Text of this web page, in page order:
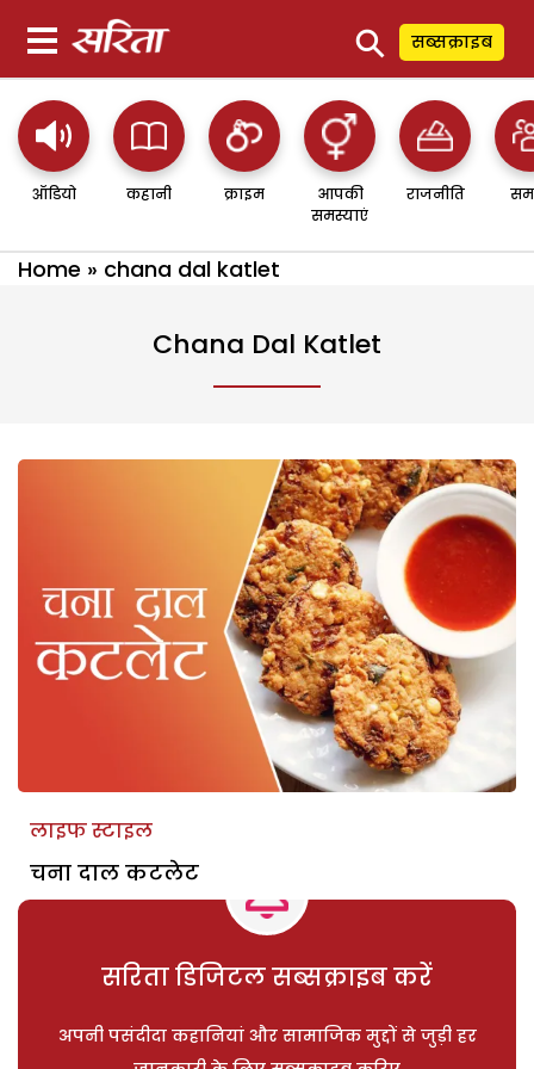
⚲ सब्सक्राइब
ऑडियो कहानी क्राइम
आपकी
समस्याएं
राजनीति
Home » chana dal katlet
Chana Dal Katlet
लाइफ स्टाइल
चना दाल कटलेट
सरिता डिजिटल सब्सक्राइब करें
अपनी पसंदीदा कहानियां और सामाजिक मुद्दों से जुड़ी हर